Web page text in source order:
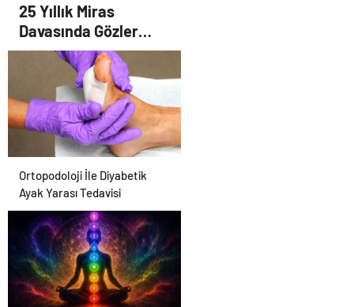
25 Yıllık Miras
Davasında Gözler
Temmuz Ayındaki
Karar Duruşmasına
Çevrildi
Ortopodoloji İle Diyabetik
Ayak Yarası Tedavisi